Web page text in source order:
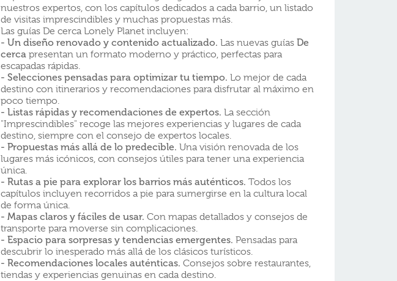
nuestros expertos, con los capítulos dedicados a cada barrio, un listado
de visitas imprescindibles y muchas propuestas más.
Las guías De cerca Lonely Planet incluyen:
- Un diseño renovado y contenido actualizado. Las nuevas guías De
cerca presentan un formato moderno y práctico, perfectas para
escapadas rápidas.
- Selecciones pensadas para optimizar tu tiempo. Lo mejor de cada
destino con itinerarios y recomendaciones para disfrutar al máximo en
poco tiempo.
- Listas rápidas y recomendaciones de expertos. La sección
"Imprescindibles" recoge las mejores experiencias y lugares de cada
destino, siempre con el consejo de expertos locales.
- Propuestas más allá de lo predecible. Una visión renovada de los
lugares más icónicos, con consejos útiles para tener una experiencia
única.
- Rutas a pie para explorar los barrios más auténticos. Todos los
capítulos incluyen recorridos a pie para sumergirse en la cultura local
de forma única.
- Mapas claros y fáciles de usar. Con mapas detallados y consejos de
transporte para moverse sin complicaciones.
- Espacio para sorpresas y tendencias emergentes. Pensadas para
descubrir lo inesperado más allá de los clásicos turísticos.
- Recomendaciones locales auténticas. Consejos sobre restaurantes,
tiendas y experiencias genuinas en cada destino.